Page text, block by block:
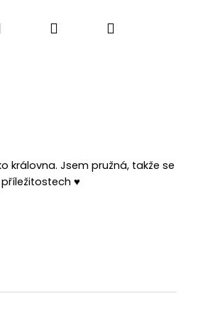
Hledat PřihlášeníNákupní
královna. Jsem pružná, takže se
♥